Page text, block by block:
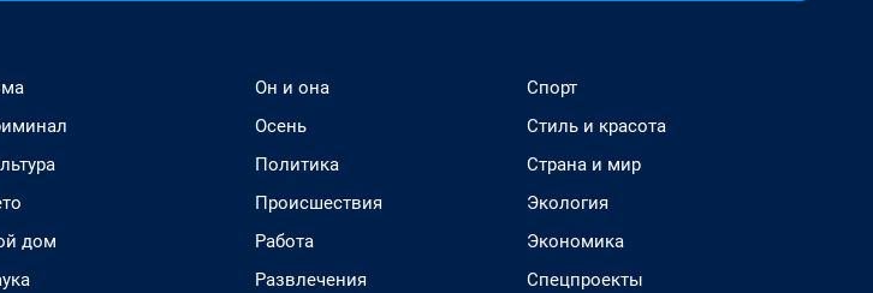
дом
Он и она
Осень
Политика
Происшествия
Работа
Развлечения
Спорт
Стиль и красота
Страна и мир
Экология
Экономика
Спецпроекты